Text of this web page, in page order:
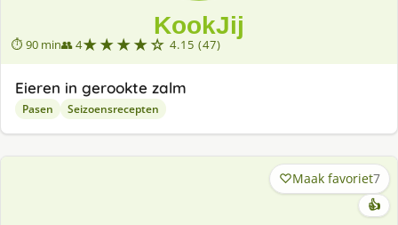
⏱ 90 min👥 4★★★★☆ 4.15 (47)
Eieren in gerookte zalm
Pasen Seizoensrecepten
Maak favoriet7
👍